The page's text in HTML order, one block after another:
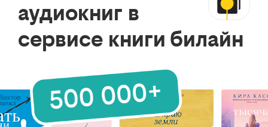
аудиокниг в
сервисе книги билайн